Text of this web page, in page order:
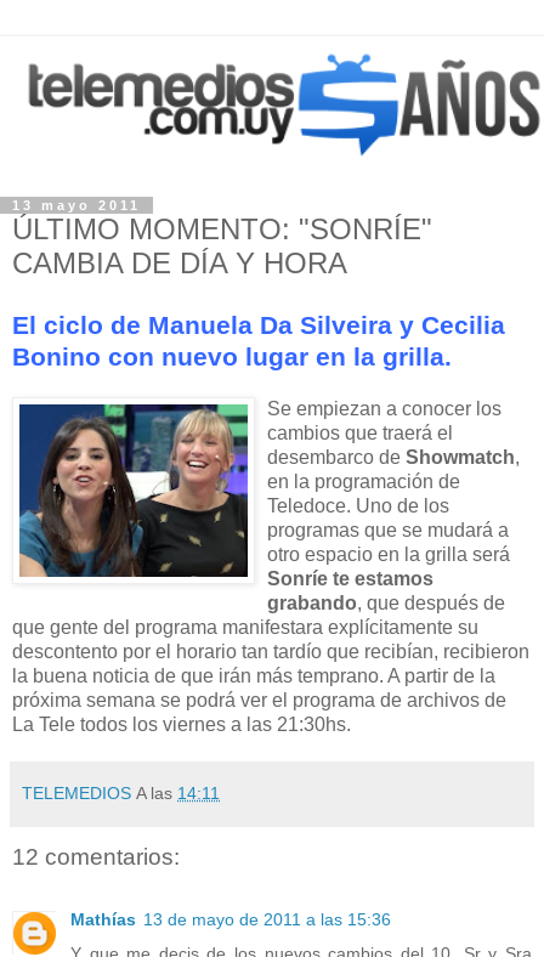
13 mayo 2011
ÚLTIMO MOMENTO: "SONRÍE"
CAMBIA DE DÍA Y HORA
El ciclo de Manuela Da Silveira y Cecilia
Bonino con nuevo lugar en la grilla.
Se empiezan a conocer los
cambios que traerá el
desembarco de Showmatch,
en la programación de
Teledoce. Uno de los
programas que se mudará a
otro espacio en la grilla será
Sonríe te estamos
grabando, que después de
que gente del programa manifestara explícitamente su
descontento por el horario tan tardío que recibían, recibieron
la buena noticia de que irán más temprano. A partir de la
próxima semana se podrá ver el programa de archivos de
La Tele todos los viernes a las 21:30hs.
TELEMEDIOS A las 14:11
12 comentarios:
Mathías 13 de mayo de 2011 a las 15:36